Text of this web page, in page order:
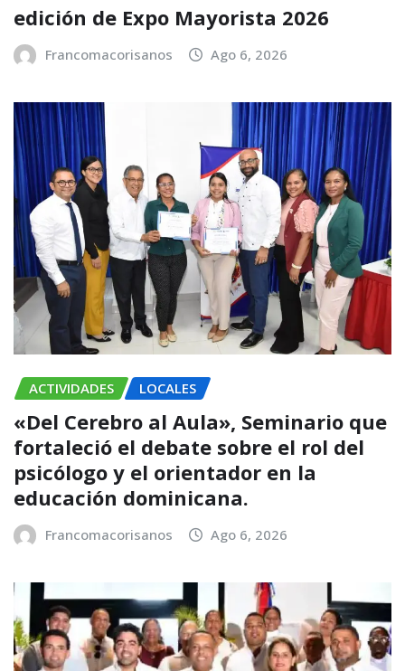
edición de Expo Mayorista 2026
Francomacorisanos Ago 6, 2026
ACTIVIDADES LOCALES
«Del Cerebro al Aula», Seminario que
fortaleció el debate sobre el rol del
psicólogo y el orientador en la
educación dominicana.
Francomacorisanos Ago 6, 2026